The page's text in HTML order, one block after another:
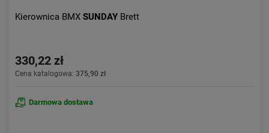
Kierownica BMX SUNDAY Brett
330,22 zł
Cena katalogowa: 375,90 zł
Darmowa dostawa